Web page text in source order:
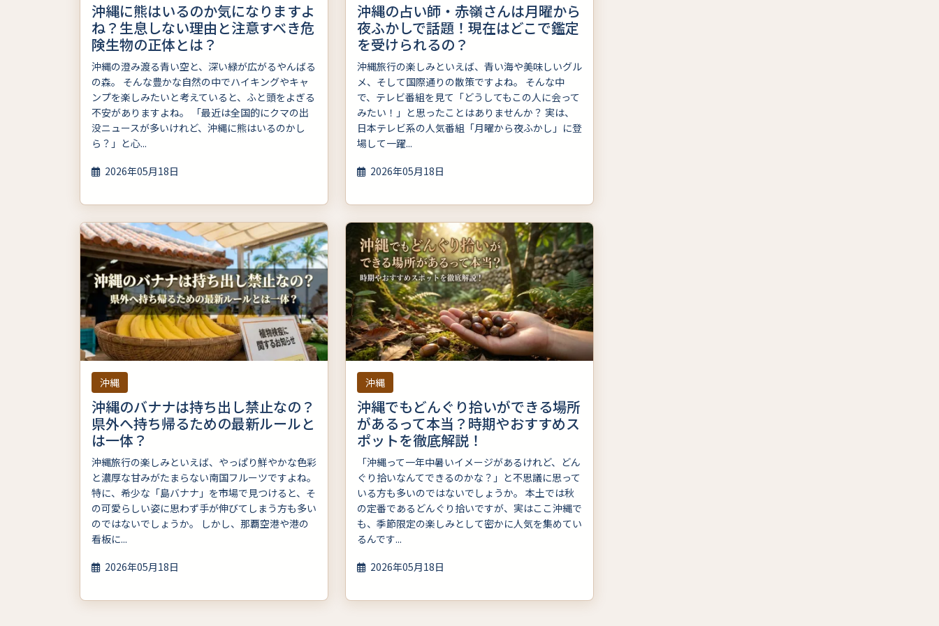
沖縄に熊はいるのか気になりますよ
ね？生息しない理由と注意すべき危
険生物の正体とは？
沖縄の澄み渡る青い空と、深い緑が広がるやんばる
の森。 そんな豊かな自然の中でハイキングやキャ
ンプを楽しみたいと考えていると、ふと頭をよぎる
不安がありますよね。 「最近は全国的にクマの出
没ニュースが多いけれど、沖縄に熊はいるのかし
ら？」と心...
2026年05月18日
沖縄の占い師・赤嶺さんは月曜から
夜ふかしで話題！現在はどこで鑑定
を受けられるの？
沖縄旅行の楽しみといえば、青い海や美味しいグル
メ、そして国際通りの散策ですよね。 そんな中
で、テレビ番組を見て「どうしてもこの人に会って
みたい！」と思ったことはありませんか？ 実は、
日本テレビ系の人気番組「月曜から夜ふかし」に登
場して一躍...
2026年05月18日
沖縄
沖縄のバナナは持ち出し禁止なの？
県外へ持ち帰るための最新ルールと
は一体？
沖縄旅行の楽しみといえば、やっぱり鮮やかな色彩
と濃厚な甘みがたまらない南国フルーツですよね。
特に、希少な「島バナナ」を市場で見つけると、そ
の可愛らしい姿に思わず手が伸びてしまう方も多い
のではないでしょうか。 しかし、那覇空港や港の
看板に...
2026年05月18日
沖縄
沖縄でもどんぐり拾いができる場所
があるって本当？時期やおすすめス
ポットを徹底解説！
「沖縄って一年中暑いイメージがあるけれど、どん
ぐり拾いなんてできるのかな？」と不思議に思って
いる方も多いのではないでしょうか。 本土では秋
の定番であるどんぐり拾いですが、実はここ沖縄で
も、季節限定の楽しみとして密かに人気を集めてい
るんです...
2026年05月18日